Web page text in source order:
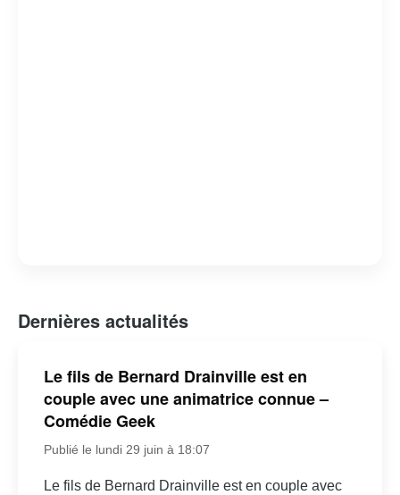
Dernières actualités
Le fils de Bernard Drainville est en
couple avec une animatrice connue –
Comédie Geek
Publié le lundi 29 juin à 18:07
Le fils de Bernard Drainville est en couple avec